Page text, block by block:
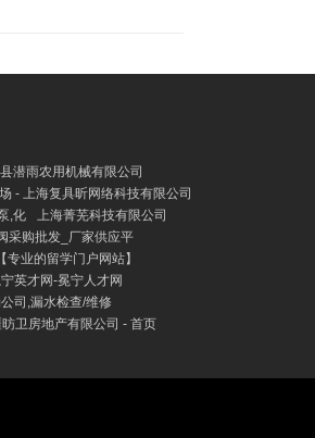
潜雨农用机械有限公司
- 上海复具昕网络科技有限公司
,化
上海菁芜科技有限公司
采购批发_厂家供应平
业的留学门户网站】
英才网-冕宁人才网
司,漏水检查/维修
昉卫房地产有限公司 - 首页